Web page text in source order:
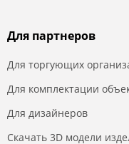
Для партнеров
Для торгующих
Для комплектации
Для дизайнеров
Скачать 3D модели